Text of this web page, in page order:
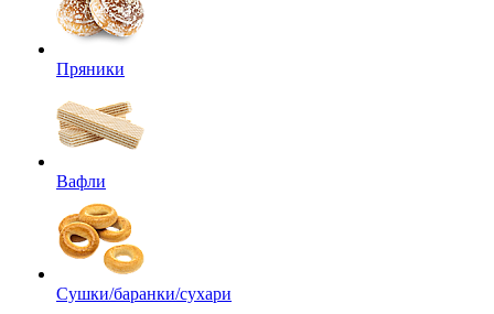
Пряники
Вафли
Сушки/баранки/сухари